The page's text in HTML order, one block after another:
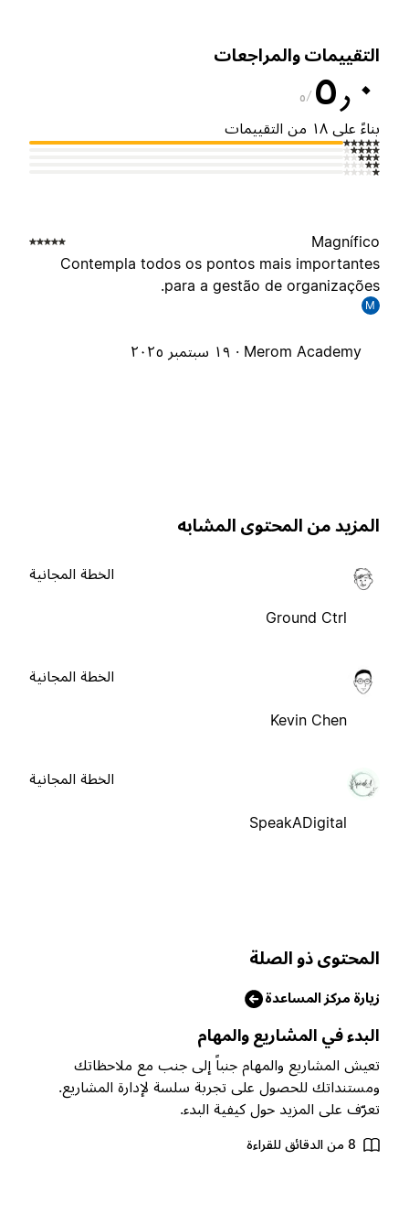
والمراجعات
٥
على ١٨ من التقييمات
Contempla todos os pontos mais
para a gestão de
Merom Academy · ١٩ سبتمبر ٢٠٢٥
من المحتوى المشابه
Ground Ctrl
الخطة المجانية
Kevin Chen
الخطة المجانية
SpeakADigital
الخطة المجانية
ذو الصلة
مركز المساعدة
في المشاريع والمهام
المشاريع والمهام جنباً إلى جنب مع ملاحظاتك
للحصول على تجربة سلسة لإدارة المشاريع.
على المزيد حول كيفية البدء.
8 من الدقائق للقراءة